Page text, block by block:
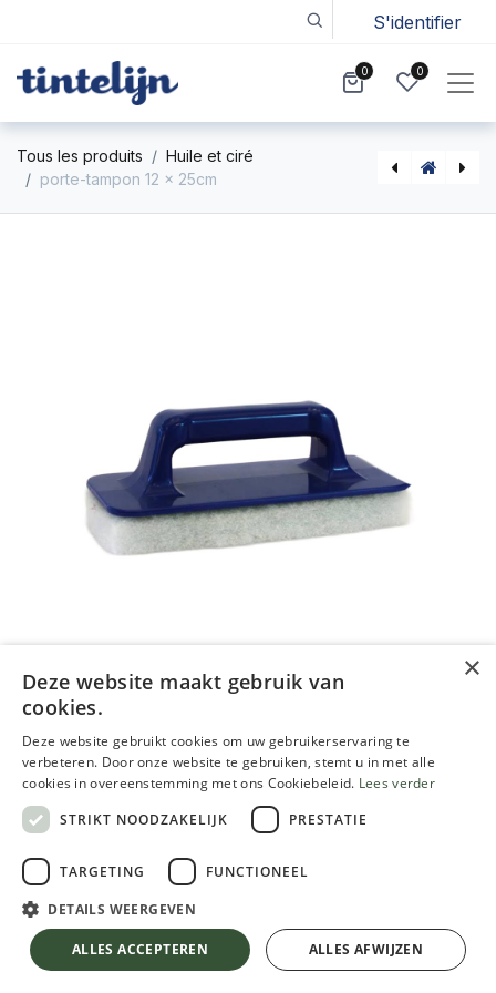
S'identifier
0 0
Tous les produits
Huile et ciré
porte-tampon 12 x 25cm
porte-tampon 12 x 25cm
10,10€
AJOUTER AU PANIER
×
Deze website maakt gebruik van
cookies.
Deze website gebruikt cookies om uw gebruikerservaring te
verbeteren. Door onze website te gebruiken, stemt u in met alle
cookies in overeenstemming met ons Cookiebeleid. Lees verder
STRIKT NOODZAKELIJK
PRESTATIE
TARGETING FUNCTIONEEL
DETAILS WEERGEVEN
ALLES ACCEPTEREN ALLES AFWIJZEN